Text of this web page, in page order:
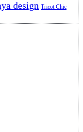
design Tricot Chic